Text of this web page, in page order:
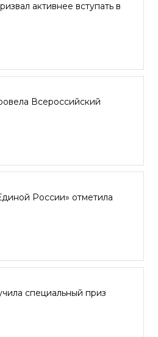
активнее вступать в
Всероссийский
России» отметила
специальный приз